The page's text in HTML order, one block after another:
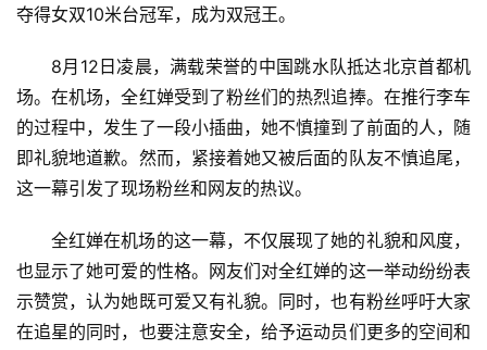
首
页
夺得女双10米台冠军，成为双冠王。
8月12日凌晨，满载荣誉的中国跳水队抵达北京首都机
场。在机场，全红婵受到了粉丝们的热烈追捧。在推行李车
的过程中，发生了一段小插曲，她不慎撞到了前面的人，随
即礼貌地道歉。然而，紧接着她又被后面的队友不慎追尾，
这一幕引发了现场粉丝和网友的热议。
全红婵在机场的这一幕，不仅展现了她的礼貌和风度，
也显示了她可爱的性格。网友们对全红婵的这一举动纷纷表
示赞赏，认为她既可爱又有礼貌。同时，也有粉丝呼吁大家
在追星的同时，也要注意安全，给予运动员们更多的空间和